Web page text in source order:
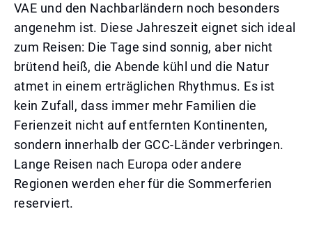
VAE und den Nachbarländern noch besonders
angenehm ist. Diese Jahreszeit eignet sich ideal
zum Reisen: Die Tage sind sonnig, aber nicht
brütend heiß, die Abende kühl und die Natur
atmet in einem erträglichen Rhythmus. Es ist
kein Zufall, dass immer mehr Familien die
Ferienzeit nicht auf entfernten Kontinenten,
sondern innerhalb der GCC-Länder verbringen.
Lange Reisen nach Europa oder andere
Regionen werden eher für die Sommerferien
reserviert.